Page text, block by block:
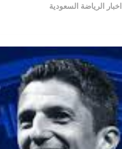
اخبار الرياضة السعودية